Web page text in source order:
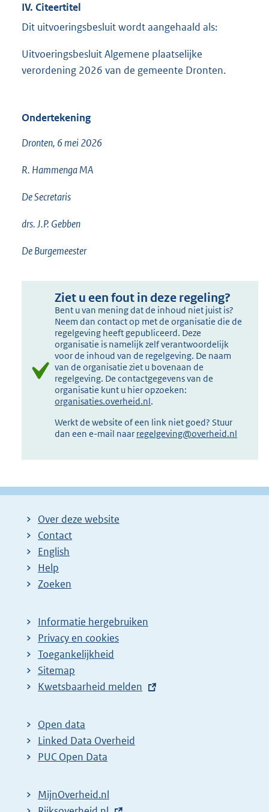
IV. Citeertitel
Dit uitvoeringsbesluit wordt aangehaald als:
Uitvoeringsbesluit Algemene plaatselijke
verordening 2026 van de gemeente Dronten.
Ondertekening
Dronten, 6 mei 2026
R. Hammenga MA
De Secretaris
drs. J.P. Gebben
De Burgemeester
Ziet u een fout in deze regeling?
Bent u van mening dat de inhoud niet juist is?
Neem dan contact op met de organisatie die de
regelgeving heeft gepubliceerd. Deze
organisatie is namelijk zelf verantwoordelijk
voor de inhoud van de regelgeving. De naam
van de organisatie ziet u bovenaan de
regelgeving. De contactgegevens van de
organisatie kunt u hier opzoeken:
organisaties.overheid.nl.
Werkt de website of een link niet goed? Stuur
dan een e-mail naar regelgeving@overheid.nl
Over deze website
Contact
English
Help
Zoeken
Informatie hergebruiken
Privacy en cookies
Toegankelijkheid
Sitemap
E
t
e
r
l
Kwetsbaarheid melden
Open data
Linked Data Overheid
PUC Open Data
MijnOverheid.nl